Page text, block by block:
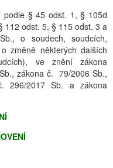
podle § 45 odst. 1, § 105d
112 odst. 5, § 115 odst. 3 a
o soudech, soudcích,
změně některých dalších
ve znění zákona
zákona č. 79/2006 Sb.,
296/2017 Sb. a zákona